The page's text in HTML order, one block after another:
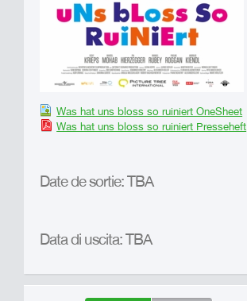
Was hat uns bloss so ruiniert OneSheet
Was hat uns bloss so ruiniert Presseheft
Date de sortie: TBA
Data di uscita: TBA